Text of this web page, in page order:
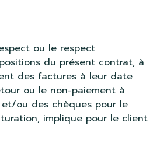
ou le respect
du présent contrat, à
des factures à leur date
ou le non-paiement à
ou des chèques pour le
implique pour le client